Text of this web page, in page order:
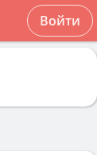
Войти